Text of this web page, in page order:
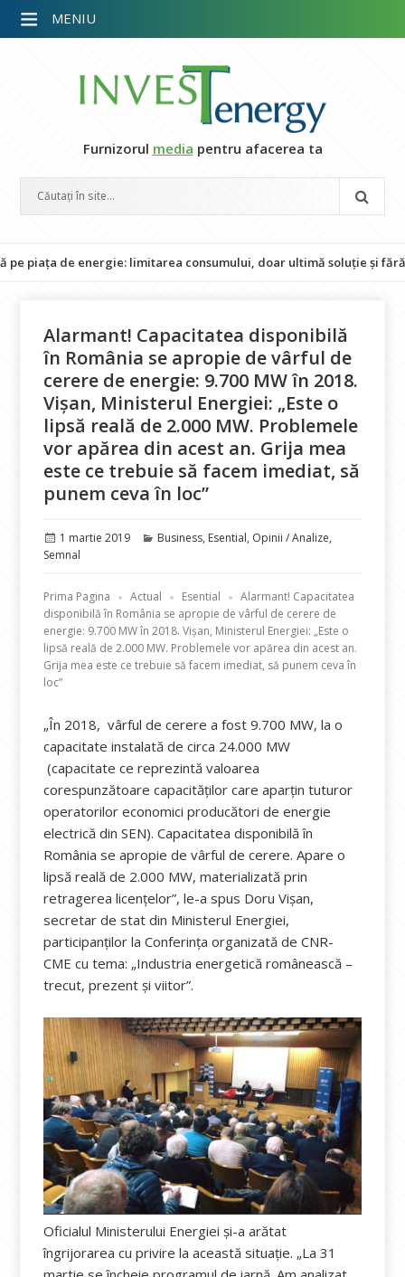
Furnizorul media pentru afacerea ta
de energie: limitarea consumului, doar ultimă soluție și fără
Alarmant! Capacitatea disponibilă
în România se apropie de vârful de
cerere de energie: 9.700 MW în 2018.
Vișan, Ministerul Energiei: „Este o
lipsă reală de 2.000 MW. Problemele
vor apărea din acest an. Grija mea
este ce trebuie să facem imediat, să
punem ceva în loc”
Publicat
pe
1 martie 2019 Categorii
Business, Esential, Opinii / Analize,
Semnal
Prima Pagina Actual Esential
Alarmant! Capacitatea
disponibilă în România se apropie de vârful de cerere de
energie: 9.700 MW în 2018. Vișan, Ministerul Energiei: „Este o
lipsă reală de 2.000 MW. Problemele vor apărea din acest an.
Grija mea este ce trebuie să facem imediat, să punem ceva în
loc”
„În 2018, vârful de cerere a fost 9.700 MW, la o
capacitate instalată de circa 24.000 MW
(capacitate ce reprezintă valoarea
corespunzătoare capacităţilor care aparţin tuturor
operatorilor economici producători de energie
electrică din SEN). Capacitatea disponibilă în
România se apropie de vârful de cerere. Apare o
lipsă reală de 2.000 MW, materializată prin
retragerea licențelor”, le-a spus Doru Vișan,
secretar de stat din Ministerul Energiei,
participanților la Conferința organizată de CNR-
CME cu tema: „Industria energetică românească –
trecut, prezent și viitor”.
Oficialul Ministerului Energiei și-a arătat
îngrijorarea cu privire la această situație. „La 31
MENIU